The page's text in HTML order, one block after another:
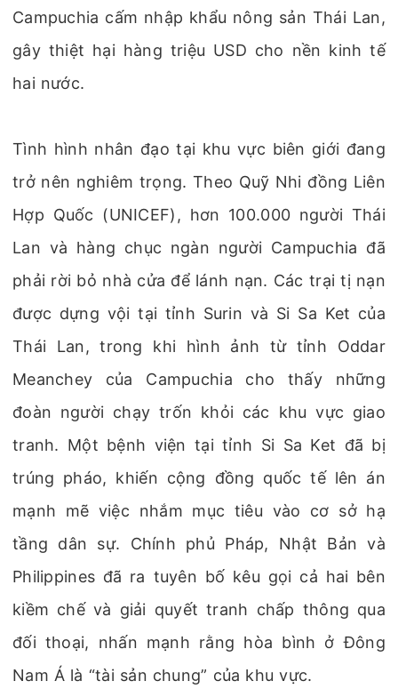
Campuchia cấm nhập khẩu nông sản Thái Lan,
gây thiệt hại hàng triệu USD cho nền kinh tế
hai nước.
Tình hình nhân đạo tại khu vực biên giới đang
trở nên nghiêm trọng. Theo Quỹ Nhi đồng Liên
Hợp Quốc (UNICEF), hơn 100.000 người Thái
Lan và hàng chục ngàn người Campuchia đã
phải rời bỏ nhà cửa để lánh nạn. Các trại tị nạn
được dựng vội tại tỉnh Surin và Si Sa Ket của
Thái Lan, trong khi hình ảnh từ tỉnh Oddar
Meanchey của Campuchia cho thấy những
đoàn người chạy trốn khỏi các khu vực giao
tranh. Một bệnh viện tại tỉnh Si Sa Ket đã bị
trúng pháo, khiến cộng đồng quốc tế lên án
mạnh mẽ việc nhắm mục tiêu vào cơ sở hạ
tầng dân sự. Chính phủ Pháp, Nhật Bản và
Philippines đã ra tuyên bố kêu gọi cả hai bên
kiềm chế và giải quyết tranh chấp thông qua
đối thoại, nhấn mạnh rằng hòa bình ở Đông
Nam Á là “tài sản chung” của khu vực.